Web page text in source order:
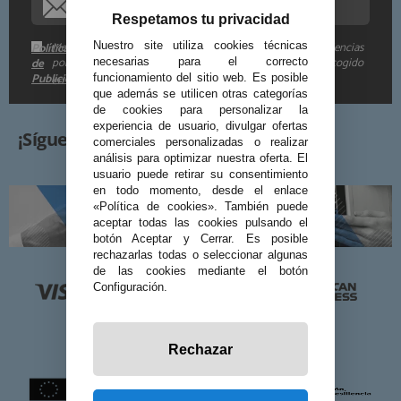
Me gustaría recibir descuentos exclusivos, novedades y tendencias
por e-mail. Puedo darme de baja cuando quiera según lo recogido
en la
Política
de
Publicidad
¡Síguenos!
Respetamos tu privacidad
Nuestro site utiliza cookies técnicas
necesarias para el correcto
funcionamiento del sitio web. Es posible
que además se utilicen otras categorías
de cookies para personalizar la
experiencia de usuario, divulgar ofertas
comerciales personalizadas o realizar
análisis para optimizar nuestra oferta. El
usuario puede retirar su consentimiento
en todo momento, desde el enlace
«Política de cookies». También puede
aceptar todas las cookies pulsando el
botón Aceptar y Cerrar. Es posible
rechazarlas todas o seleccionar algunas
de las cookies mediante el botón
Configuración.
Rechazar